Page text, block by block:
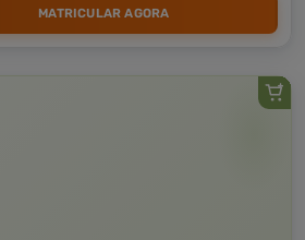
MATRICULAR AGORA